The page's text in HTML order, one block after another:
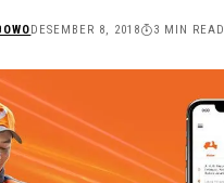
DESEMBER 8, 2018 3 MIN READ